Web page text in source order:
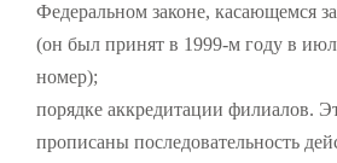
Федеральном законе, касающемся
(он был принят в 1999-м году в
номер);
порядке аккредитации филиалов.
прописаны последовательность